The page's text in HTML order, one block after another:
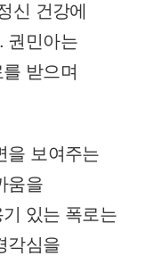
신 건강에
권민아는
받으며
을 보여주는
움을
있는 폭로는
각심을